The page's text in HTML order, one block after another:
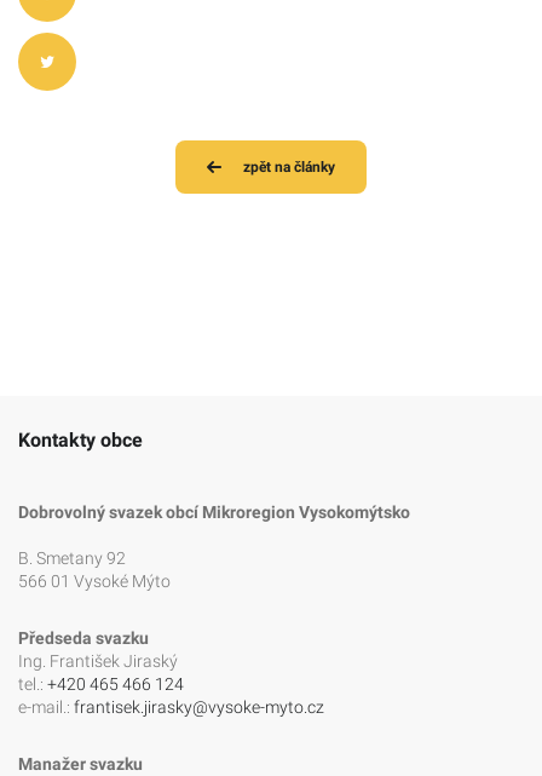
zpět na články
Kontakty obce
Dobrovolný svazek obcí Mikroregion Vysokomýtsko
B. Smetany 92
566 01 Vysoké Mýto
Předseda svazku
Ing. František Jiraský
tel.: +420 465 466 124
e-mail.: frantisek.jirasky@vysoke-myto.cz
Manažer svazku